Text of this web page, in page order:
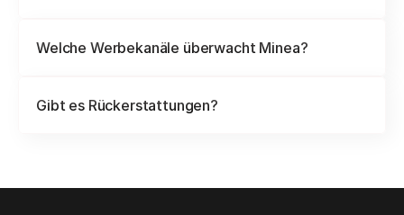
Welche Werbekanäle überwacht Minea?
Gibt es Rückerstattungen?